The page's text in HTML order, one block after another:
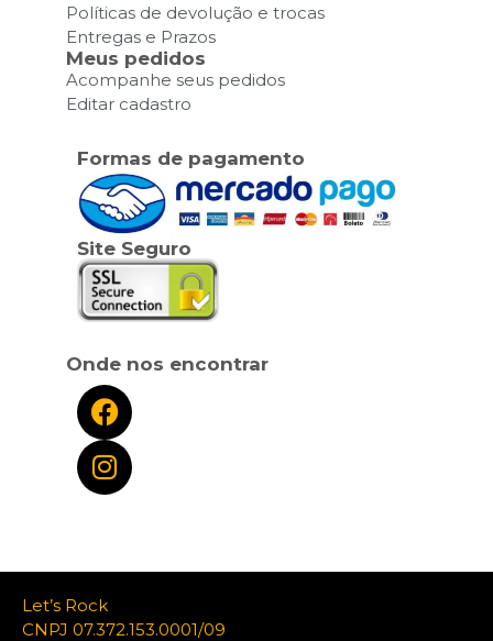
Políticas de devolução e trocas
Entregas e Prazos
Meus pedidos
Acompanhe seus pedidos
Editar cadastro
Formas de pagamento
Site Seguro
Onde nos encontrar
Let’s Rock
CNPJ 07.372.153.0001/09